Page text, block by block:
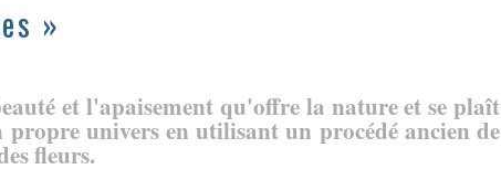
»
et l'apaisement qu'offre la nature et se plaît
propre univers en utilisant un procédé ancien de
fleurs.